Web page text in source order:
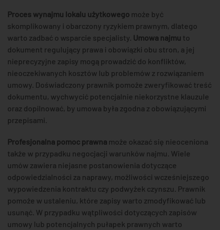
Proces wynajmu lokalu użytkowego może być
skomplikowany i obarczony ryzykiem prawnym, dlatego
warto zadbać o wsparcie specjalisty. Umowa najmu to
dokument regulujący prawa i obowiązki obu stron, a jej
nieprecyzyjne zapisy mogą prowadzić do konfliktów,
nieoczekiwanych kosztów lub problemów z rozwiązaniem
umowy. Doświadczony prawnik pomoże zweryfikować treść
dokumentu, wychwycić potencjalnie niekorzystne klauzule
oraz dopilnować, by umowa była zgodna z obowiązującymi
przepisami.
Profesjonalna pomoc prawna może okazać się nieoceniona
także w przypadku negocjacji warunków najmu. Wiele
umów zawiera niejasne postanowienia dotyczące
odpowiedzialności za naprawy, możliwości wcześniejszego
wypowiedzenia kontraktu czy podwyżek czynszu. Prawnik
pomoże w ustaleniu, które zapisy warto zmodyfikować lub
usunąć. W przypadku wątpliwości dotyczących zapisów
umowy lub potencjalnych pułapek prawnych warto